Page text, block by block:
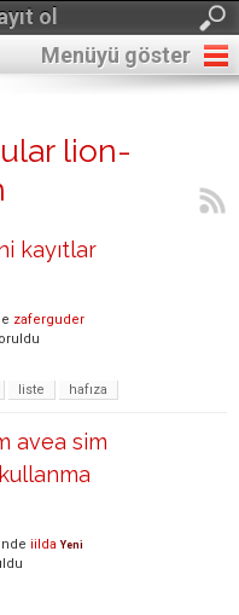
ol
Menüyü göster
lion-
kayıtlar
zaferguder
liste hafıza
avea sim
iilda Yeni